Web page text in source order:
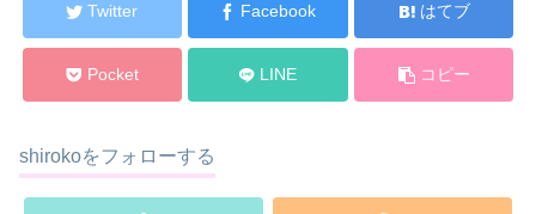
Twitter Facebook はてブ
Pocket LINE コピー
shirokoをフォローする